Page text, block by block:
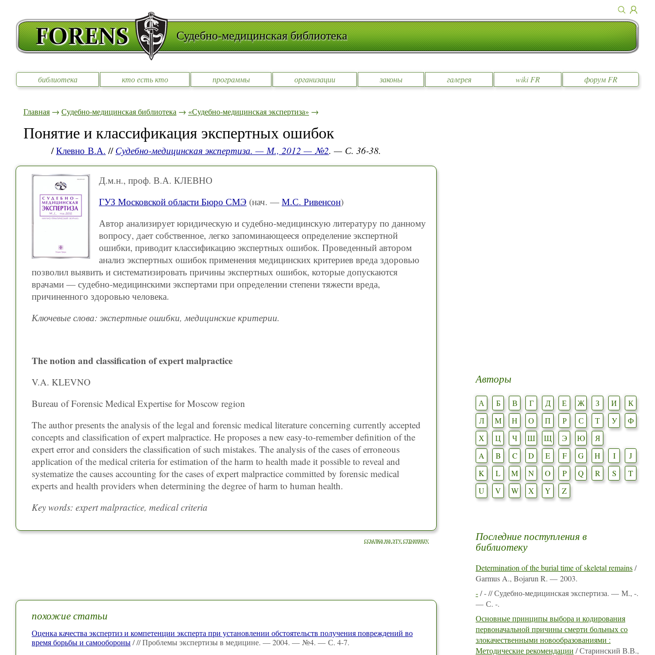
Судебно-медицинская библиотека
библиотека кто есть кто программы организации законы галерея wiki FR форум FR
Главная → Судебно-медицинская библиотека → «Судебно-медицинская экспертиза» →
Понятие и классификация экспертных ошибок
/Клевно В.А. // Судебно-медицинская экспертиза. — М., 2012 — №2. — С. 36-38.
Д.м.н., проф. В.А. КЛЕВНО
ГУЗ Московской области Бюро СМЭ (нач. — М.С. Ривенсон)
Автор анализирует юридическую и судебно-медицинскую литературу по данному
вопросу, дает собственное, легко запоминающееся определение экспертной
ошибки, приводит классификацию экспертных ошибок. Проведенный автором
анализ экспертных ошибок применения медицинских критериев вреда здоровью
позволил выявить и систематизировать причины экспертных ошибок, которые допускаются
врачами — судебно-медицинскими экспертами при определении степени тяжести вреда,
причиненного здоровью человека.
Ключевые слова: экспертные ошибки, медицинские критерии.
The notion and classification of expert malpractice
V.A. KLEVNO
Bureau of Forensic Medical Expertise for Moscow region
The author presents the analysis of the legal and forensic medical literature concerning currently accepted
concepts and classification of expert malpractice. He proposes a new easy-to-remember definition of the
expert error and considers the classification of such mistakes. The analysis of the cases of erroneous
application of the medical criteria for estimation of the harm to health made it possible to reveal and
systematize the causes accounting for the cases of expert malpractice committed by forensic medical
experts and health providers when determining the degree of harm to human health.
Key words: expert malpractice, medical criteria
ссылка на эту страницу
похожие статьи
Оценка качества экспертиз и компетенции эксперта при установлении обстоятельств получения повреждений во
время борьбы и самообороны/ // Проблемы экспертизы в медицине. — 2004. — №4. — С. 4-7.
Авторы
А Б В Г Д Е Ж З И
К
Л
М Н О П Р С Т У
Ф
Х
Ц Ч Ш Щ Э Ю
Я
A
B C D E F G H I
J
K
L M N O P Q R S
T
U
V W X Y Z
Последние поступления в
библиотеку
Determination of the burial time of skeletal remains/
Garmus A., Bojarun R. — 2003.
-/ - // Судебно-медицинская экспертиза. — М., -.
— С. -.
Основные принципы выбора и кодирования
первоначальной причины смерти больных со
злокачественными новообразованиями :
Методические рекомендации / Старинский В.В.,